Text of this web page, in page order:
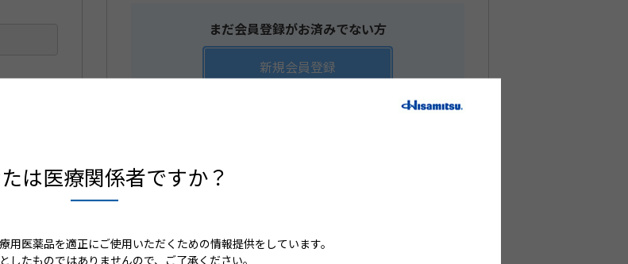
まだ会員登録がお済みでない方
新規会員登録
は医療関係者ですか？
用医薬品を適正にご使用いただくための情報提供をしています。
したものではありませんので、ご了承ください。